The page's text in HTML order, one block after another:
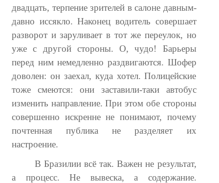
№ 10
№ 12
№ 2
№ 5
двадцать, терпение зрителей в салоне давным-
давно иссякло. Наконец водитель совершает
разворот и заруливает в тот же переулок, но
уже с другой стороны. О, чудо! Барьеры
перед ним немедленно раздвигаются. Шофер
доволен: он заехал, куда хотел. Полицейские
тоже смеются: они заставили-таки автобус
изменить направление. При этом обе стороны
совершенно искренне не понимают, почему
почтенная публика не разделяет их
настроение.
В Бразилии всё так. Важен не результат,
а процесс. Не вывеска, а содержание.